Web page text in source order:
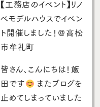
【工務店のイベント】リノ
ベモデルハウスでイベン
ト開催しました！＠高松
市牟礼町
皆さん、こんにちは！飯
田です
またブログを
止めてしまっていました